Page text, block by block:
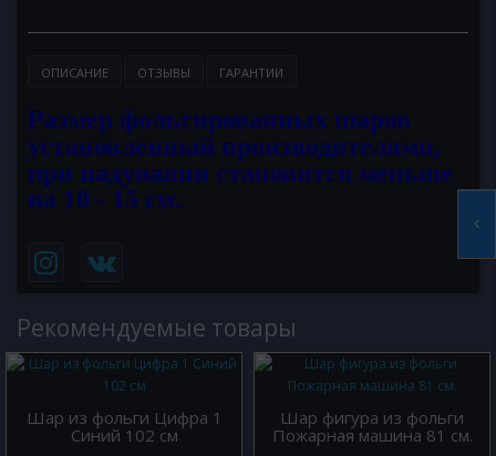
ОПИСАНИЕ ОТЗЫВЫ ГАРАНТИИ
Размер фольгированных шаров
установленный производителями,
при надувании становится меньше
на 10 - 15 см.
Рекомендуемые товары
Шар из фольги Цифра 1
Синий 102 см
Шар фигура из фольги
Пожарная машина 81 см.